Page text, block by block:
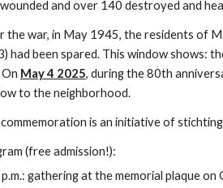
and over 140 destroyed and
the war, in May 1945, the residents of
had been spared. This window shows:
May 4 2025, during the 80th
to the neighborhood.
is an initiative of
(free admission!):
gathering at the memorial plaque